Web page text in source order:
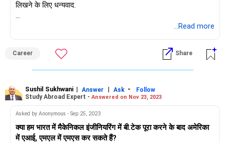
लिखने के लिए धन्यवाद.
विचार करने के लिए सबसे महत्वपूर्ण पहलू अंतिम निर्णय लेने से पहले कुछ शोध
खासकर उस क्षेत्र में जहां आप नौकरी की तलाश में हैं, मेरा सुझाव होगा कि आप
भारत में नौकरी ढूंढें और साथ ही अपना शोध करें और फिर अमेरिका चले
यह सच है कि अमेरिका में बिना नौकरी के टिके रहना चुनौतीपूर्ण हो सकता है।
साथ ही फिलहाल अमेरिकी बाजार काफी सशंकित है। हां, आप अमेरिका में
अंशकालिक नौकरी कर सकते हैं लेकिन आपको वहां के कानूनों के बारे में पता
होना चाहिए क्योंकि वहां कुछ सीमाएं हैं।
इसलिए शोध करें, योजना बनाएं, तैयारी करें और फिर कार्य करें।
...Read more
Career Share
Sushil Sukhwani | Answer | Ask -
Follow
Study Abroad Expert - Answered on Nov 23, 2023
Asked by Anonymous - Sep 25, 2023
क्या हम भारत में मैकेनिकल इंजीनियरिंग में बी.टेक पूरा करने के बाद अमेरिका
में एआई, एमएल में एमएस कर सकते हैं?